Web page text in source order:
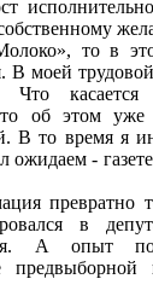
то в
В моей
касается
то об этом
В то время я
ожидаем -
превратно
в
А опыт
предвыборной